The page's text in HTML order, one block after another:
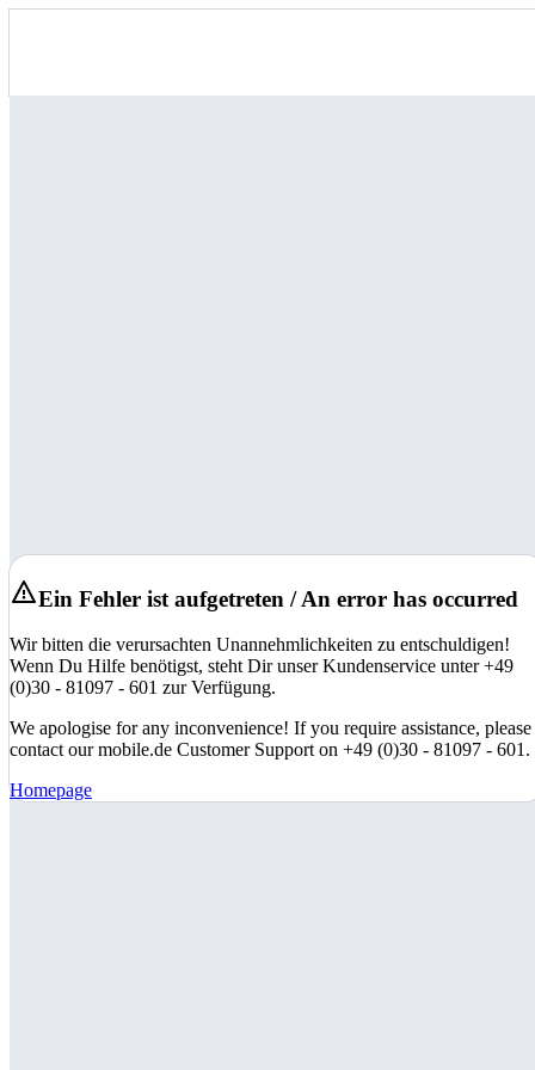
Ein Fehler ist aufgetreten / An error has occurred
Wir bitten die verursachten Unannehmlichkeiten zu entschuldigen!
Wenn Du Hilfe benötigst, steht Dir unser Kundenservice unter +49
(0)30 - 81097 - 601 zur Verfügung.
We apologise for any inconvenience! If you require assistance, please
contact our mobile.de Customer Support on +49 (0)30 - 81097 - 601.
Homepage